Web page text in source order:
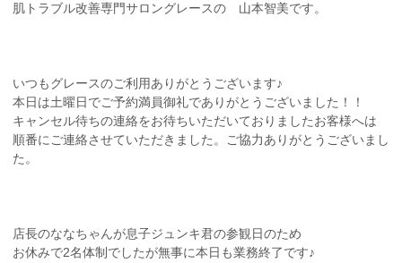
肌トラブル改善専門サロングレースの 山本智美です。
いつもグレースのご利用ありがとうございます♪
本日は土曜日でご予約満員御礼でありがとうございました！！
キャンセル待ちの連絡をお待ちいただいておりましたお客様へは
順番にご連絡させていただきました。ご協力ありがとうございまし
た。
店長のななちゃんが息子ジュンキ君の参観日のため
お休みで2名体制でしたが無事に本日も業務終了です♪